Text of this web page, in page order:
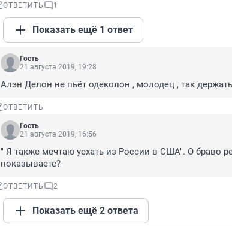
ОТВЕТИТЬ 1
Показать ещё 1 ответ
Гость
21 августа 2019, 19:28
Алэн Делон не пьёт одеколон , молодец , так
ОТВЕТИТЬ
Гость
21 августа 2019, 16:56
" Я также мечтаю уехать из России в США". О браво
показываете?
ОТВЕТИТЬ 2
Показать ещё 2 ответа